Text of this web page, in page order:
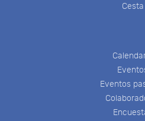
Cesta
Eventos